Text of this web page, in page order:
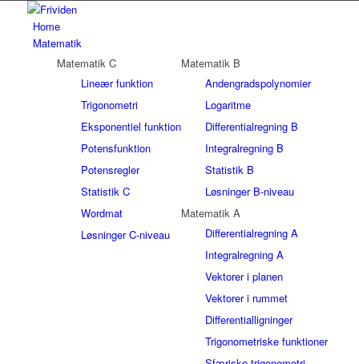
Home
Matematik
Matematik C
Lineær funktion
Trigonometri
Eksponentiel funktion
Potensfunktion
Potensregler
Statistik C
Wordmat
Løsninger C-niveau
Matematik B
Andengradspolynomier
Logaritme
Differentialregning B
Integralregning B
Statistik B
Løsninger B-niveau
Matematik A
Differentialregning A
Integralregning A
Vektorer i planen
Vektorer i rummet
Differentialligninger
Trigonometriske funktioner